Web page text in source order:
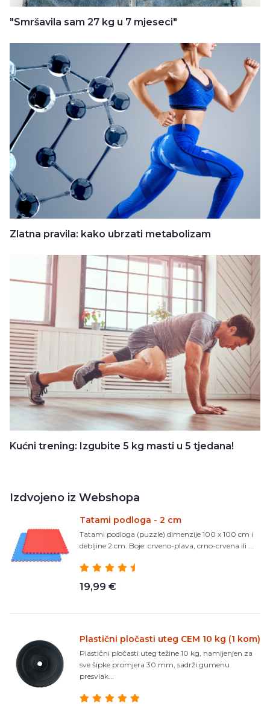
"Smršavila sam 27 kg u 7 mjeseci"
Zlatna pravila: kako ubrzati metabolizam
Kućni trening: Izgubite 5 kg masti u 5 tjedana!
Izdvojeno iz Webshopa
Tatami podloga - 2 cm
Tatami podloga (puzzle) dimenzije 100 x 100 cm i
debljine 2 cm. Boje: crveno-plava, crno-crvena ili ...
19,99 €
Plastični pločasti uteg CEM 10 kg (1 kom)
Plastični pločasti uteg težine 10 kg, namijenjen za
sve šipke promjera 30 mm, sadrži gumenu
presvlak...